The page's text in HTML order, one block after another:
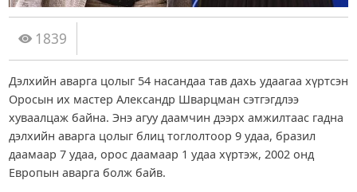
1839
Дэлхийн аварга цолыг 54 насандаа тав дахь удаагаа хүртсэн
Оросын их мастер Александр Шварцман сэтгэгдлээ
хуваалцаж байна. Энэ агуу даамчин дээрх амжилтаас гадна
дэлхийн аварга цолыг блиц тоглолтоор 9 удаа, бразил
даамаар 7 удаа, орос даамаар 1 удаа хүртэж, 2002 онд
Европын аварга болж байв.